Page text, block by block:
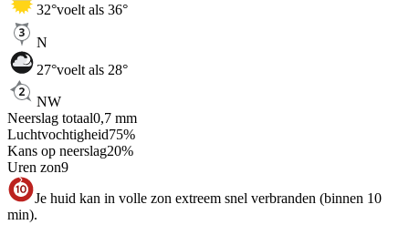
32°voelt als 36°
N
27°voelt als 28°
NW
Neerslag totaal0,7 mm
Luchtvochtigheid75%
Kans op neerslag20%
Uren zon9
Je huid kan in volle zon extreem snel verbranden (binnen 10
min).